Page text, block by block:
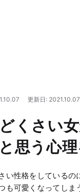
更新日: 2021.10.07
くさい
思う心
い性格をしているの
も可愛くなってし